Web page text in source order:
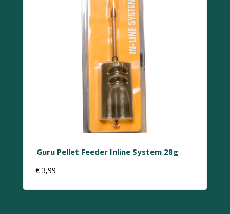
Guru Pellet Feeder Inline System 28g
€ 3,99